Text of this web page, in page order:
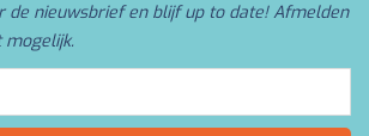
de nieuwsbrief en blijf up to date! Afmelden